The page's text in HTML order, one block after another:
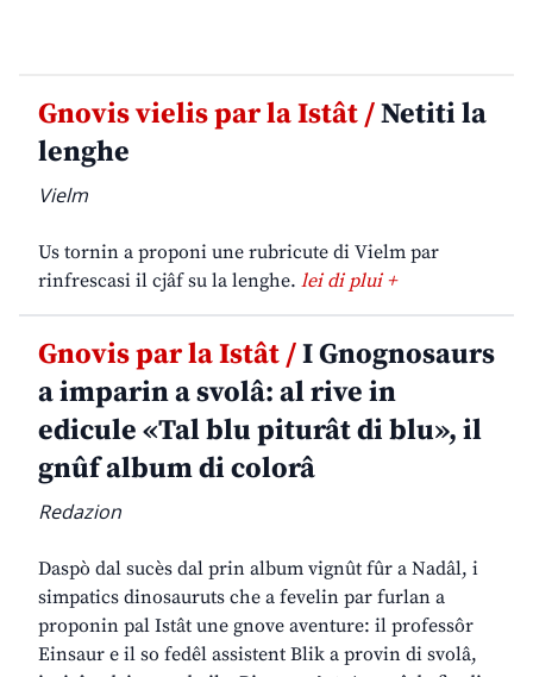
Gnovis vielis par la Istât /Netiti la
lenghe
Vielm
Us tornin a proponi une rubricute di Vielm par
rinfrescasi il cjâf su la lenghe. lei di plui +
Gnovis par la Istât /I Gnognosaurs
a imparin a svolâ: al rive in
edicule «Tal blu piturât di blu», il
gnûf album di colorâ
Redazion
Daspò dal sucès dal prin album vignût fûr a Nadâl, i
simpatics dinosauruts che a fevelin par furlan a
proponin pal Istât une gnove aventure: il professôr
Einsaur e il so fedêl assistent Blik a provin di svolâ,